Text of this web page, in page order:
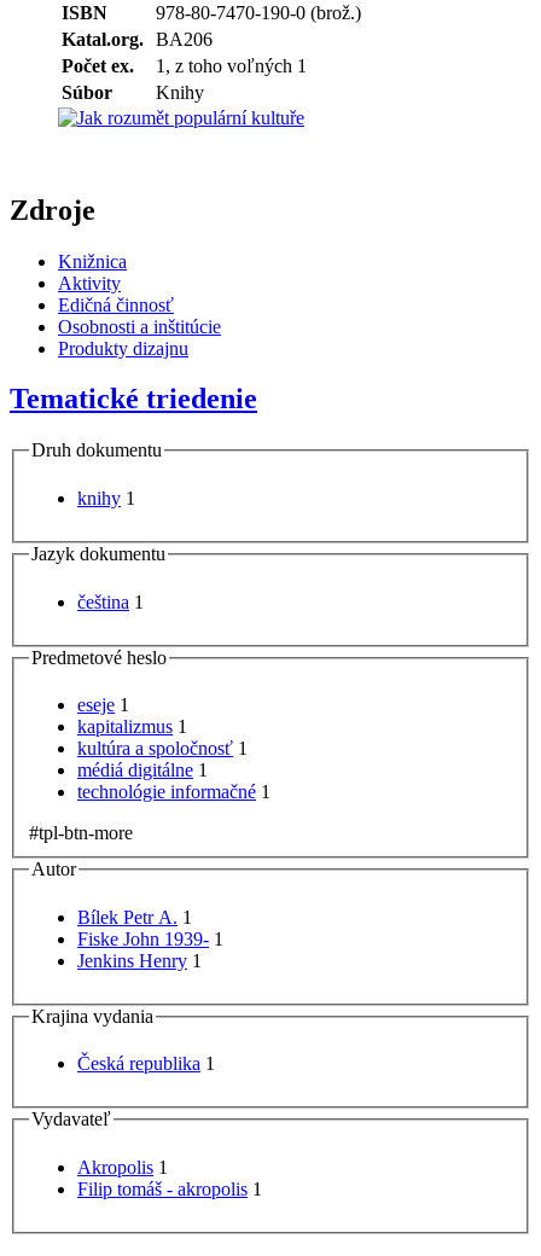
ISBN
978-80-7470-190-0 (brož.)
Katal.org. BA206
Počet ex.
1, z toho voľných 1
Súbor
Knihy
Zdroje
Knižnica
Aktivity
Edičná činnosť
Osobnosti a inštitúcie
Produkty dizajnu
Tematické triedenie
Druh dokumentu
knihy 1
Jazyk dokumentu
čeština 1
Predmetové heslo
eseje 1
kapitalizmus 1
kultúra a spoločnosť 1
médiá digitálne 1
technológie informačné 1
#tpl-btn-more
Autor
Bílek Petr A. 1
Fiske John 1939- 1
Jenkins Henry 1
Krajina vydania
Česká republika 1
Vydavateľ
Akropolis 1
Filip tomáš - akropolis 1